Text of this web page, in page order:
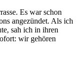
Es war schon
angezündet. Als ich
sah ich in ihren
wir gehören